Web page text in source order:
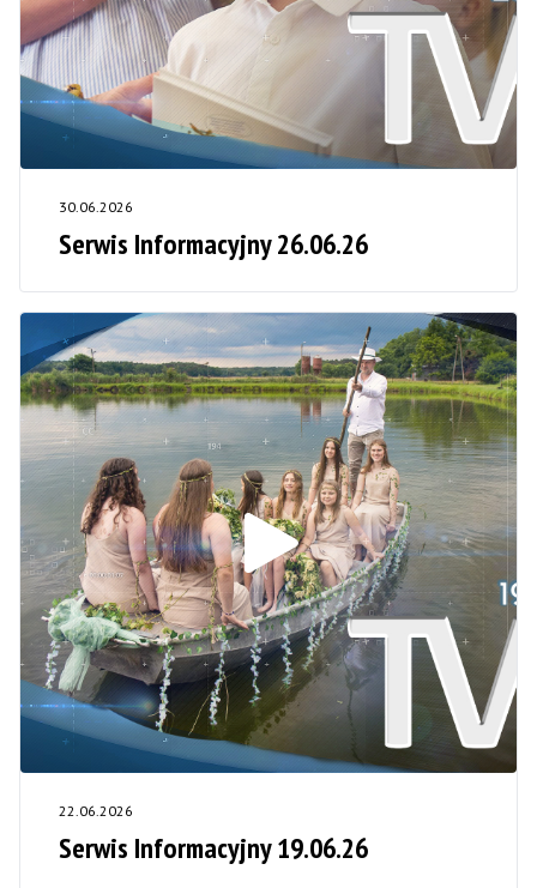
30.06.2026
Serwis Informacyjny 26.06.26
22.06.2026
Serwis Informacyjny 19.06.26